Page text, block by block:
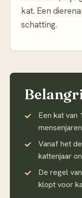
kat. Een
schatting.
Een kat van
Vanaf het
kattenjaar
De regel
klopt voor